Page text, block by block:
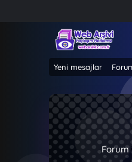
Yeni mesajlar
Forum